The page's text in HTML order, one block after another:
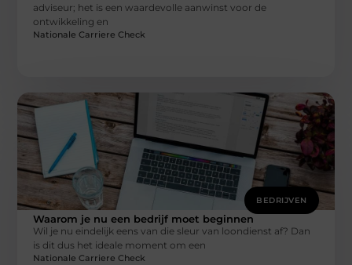
adviseur; het is een waardevolle aanwinst voor de
ontwikkeling en
Nationale Carriere Check
BEDRIJVEN
Waarom je nu een bedrijf moet beginnen
Wil je nu eindelijk eens van die sleur van loondienst af? Dan
is dit dus het ideale moment om een
Nationale Carriere Check